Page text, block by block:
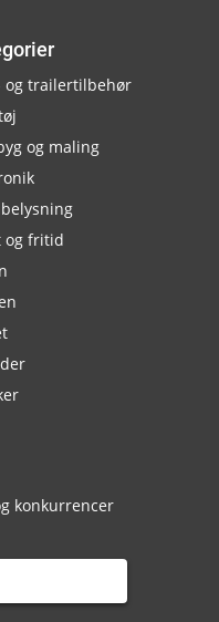
og trailertilbehør
og maling
og fritid
konkurrencer